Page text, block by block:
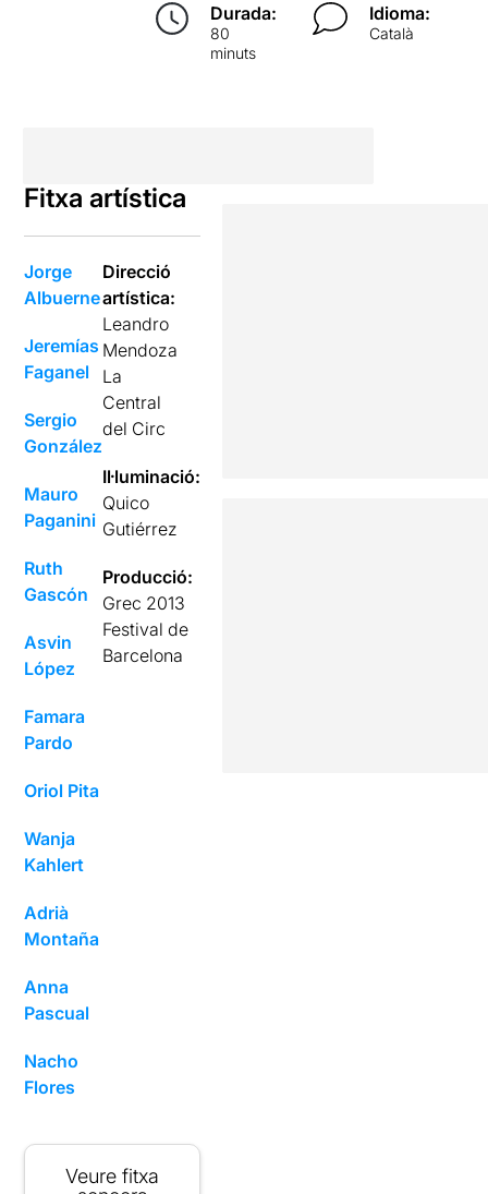
Durada:
80
minuts
Idioma:
Català
Fitxa artística
Jorge
Albuerne
Jeremías
Faganel
Sergio
González
Mauro
Paganini
Ruth
Gascón
Asvin
López
Famara
Pardo
Oriol Pita
Wanja
Kahlert
Adrià
Montaña
Anna
Pascual
Nacho
Flores
Direcció
artística:
Leandro
Mendoza
La
Central
del Circ
Il·luminació:
Quico
Gutiérrez
Producció:
Grec 2013
Festival de
Barcelona
Veure fitxa